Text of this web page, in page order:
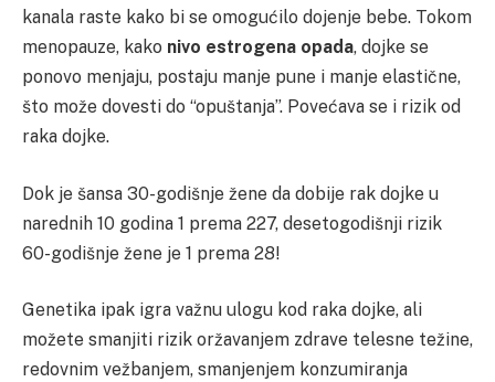
kanala raste kako bi se omogućilo dojenje bebe. Tokom
menopauze, kako nivo estrogena opada, dojke se
ponovo menjaju, postaju manje pune i manje elastične,
što može dovesti do “opuštanja”. Povećava se i rizik od
raka dojke.
Dok je šansa 30-godišnje žene da dobije rak dojke u
narednih 10 godina 1 prema 227, desetogodišnji rizik
60-godišnje žene je 1 prema 28!
Genetika ipak igra važnu ulogu kod raka dojke, ali
možete smanjiti rizik oržavanjem zdrave telesne težine,
redovnim vežbanjem, smanjenjem konzumiranja